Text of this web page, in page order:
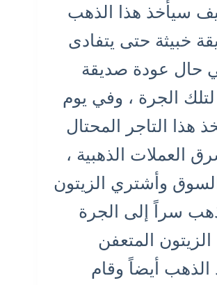
سيأخذ هذا الذهب
خبيثة حتى يتفادى
حال عودة صديقة
الجرة ، وفي يوم
هذا التاجر المحتال
العملات الذهبية ،
وأشتري الزيتون
سراً إلى الجرة
المتعفن
الذهب أيضاً وقام